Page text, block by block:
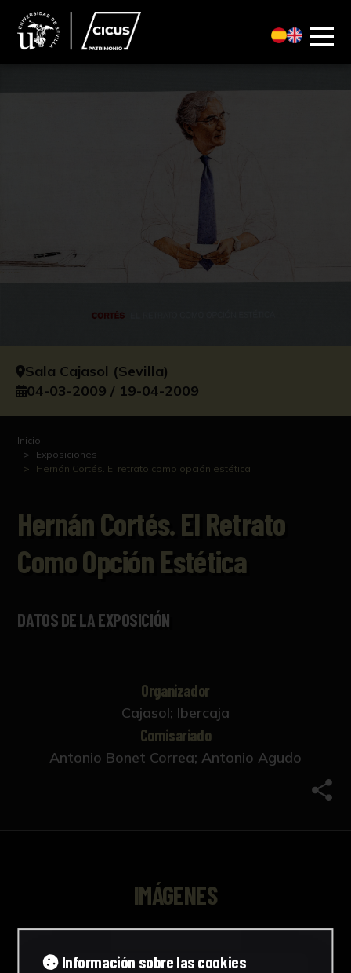
Sala Cajasol (Sevilla)
04-03-2009 / 19-04-2009
Inicio
Exposiciones
Hernán Cortés. El retrato como opción estética
Hernán Cortés. El Retrato
Como Opción Estética
DATOS DE LA EXPOSICIÓN
Organizador
Cajasol; Ibercaja
Comisariado
Antonio Bonet Correa; Antonio Agudo
IMÁGENES
Información sobre las cookies